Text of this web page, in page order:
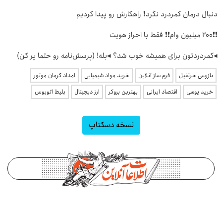
دنبال درمان کمردرد نگرد❗ راهکارش رو پیدا کردیم
❗❗200 میلیون وام❗❗ فقط با احراز هویت
◂کمردردتون برای همیشه خوب شد؟ ◂بله! (پرسش‌نامه رو حتما پر کن)
بازرسی جرثقیل فرم ساز آنلاین خرید مواد شیمیایی
امداد کرمان موتور
خرید یوسی
اقتصاد ایرانی بهترین بروکر ارز دیجیتال بلیط اتوبوس
نسخه دسکتاپ